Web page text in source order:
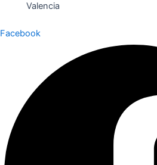
Valencia
Facebook